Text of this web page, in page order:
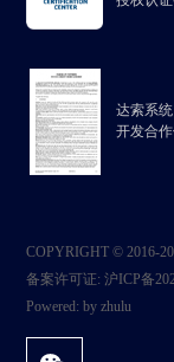
达索系统
开发合
COPYRIGHT © 2016-
备案许可证:沪ICP备
Powered:by zhulu